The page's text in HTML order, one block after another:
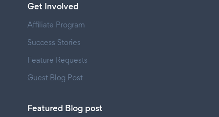
Get Involved
Affiliate Program
Success Stories
Feature Requests
Guest Blog Post
Featured Blog post